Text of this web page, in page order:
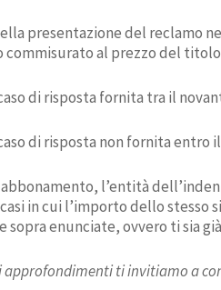
presentazione del reclamo
al prezzo del
di risposta fornita tra il
di risposta non fornita
l’entità
in cui l’importo dello stesso
sopra enunciate, ovvero ti sia
approfondimenti ti invitiamo a